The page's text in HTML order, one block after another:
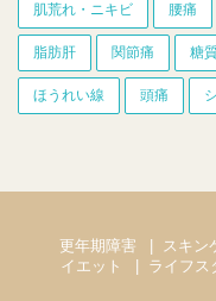
肌荒れ・ニキビ 腰痛
脂肪肝 関節痛 糖
ほうれい線 頭痛
更年期障害 スキン
イエット
ライフス